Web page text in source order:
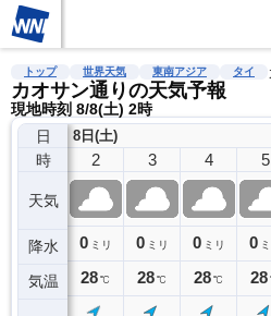
雨雲レーダー 台風情報 地震情報
トップ 世界天気 東南アジア タイ
カオサン通りの天気予報
現地時刻 8/8(土) 2時
日
時
天気
降水
気温
8日(土)
2
0 ミリ
28℃
3
0 ミリ
28℃
4
0 ミリ
28℃
5
0
28